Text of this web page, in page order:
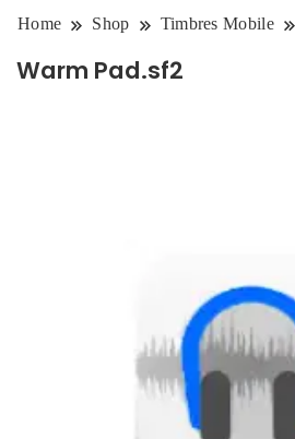
Home Shop Timbres Mobile
Warm Pad.sf2